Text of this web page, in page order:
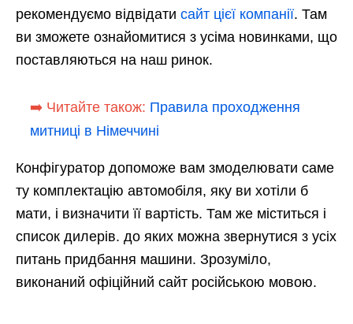
рекомендуємо відвідати сайт цієї компанії. Там
ви зможете ознайомитися з усіма новинками, що
поставляються на наш ринок.
➡️ Читайте також: Правила проходження
митниці в Німеччині
Конфігуратор допоможе вам змоделювати саме
ту комплектацію автомобіля, яку ви хотіли б
мати, і визначити її вартість. Там же міститься і
список дилерів. до яких можна звернутися з усіх
питань придбання машини. Зрозуміло,
виконаний офіційний сайт російською мовою.